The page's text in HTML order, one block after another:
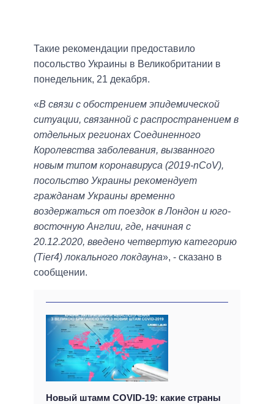
Такие рекомендации предоставило
посольство Украины в Великобритании в
понедельник, 21 декабря.
«В связи с обострением эпидемической
ситуации, связанной с распространением в
отдельных регионах Соединенного
Королевства заболевания, вызванного
новым типом коронавируса (2019-nCoV),
посольство Украины рекомендует
гражданам Украины временно
воздержаться от поездок в Лондон и юго-
восточную Англии, где, начиная с
20.12.2020, введено четвертую категорию
(Tier4) локального локдауна», - сказано в
сообщении.
Новый штамм COVІD-19: какие страны